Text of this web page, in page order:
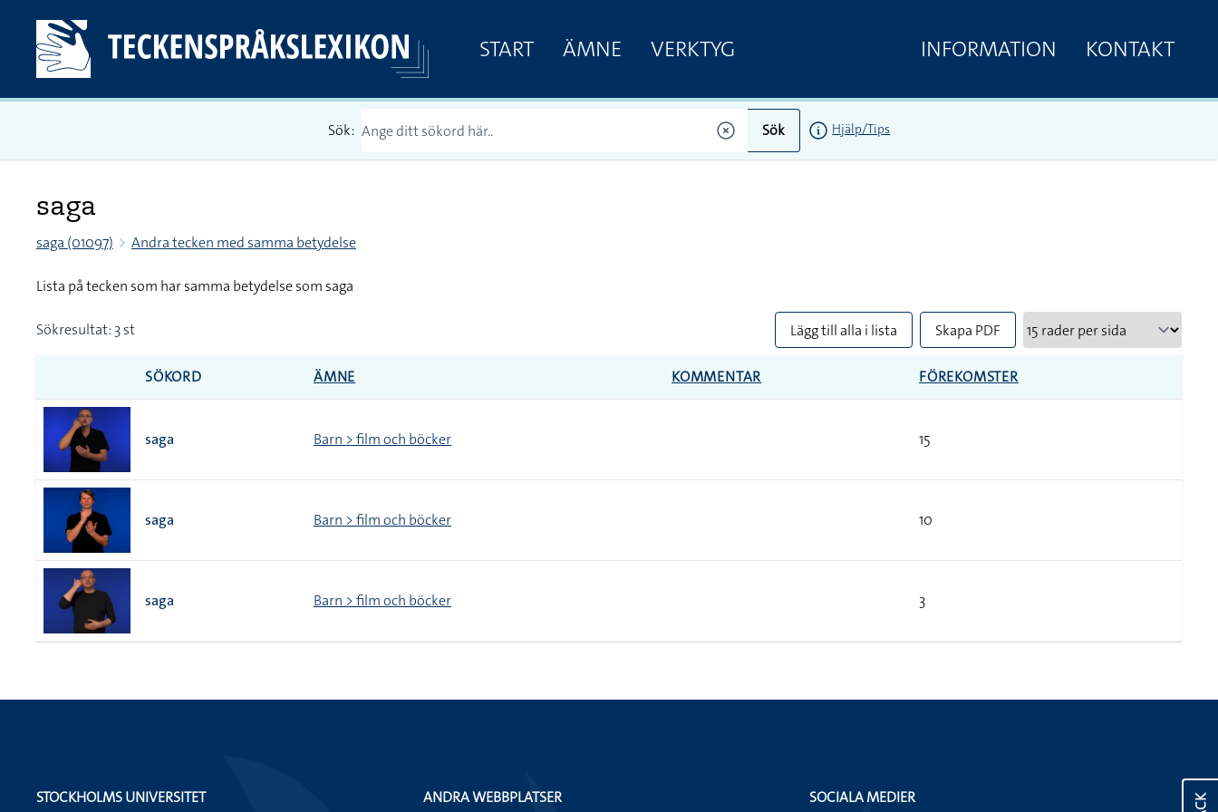
START ÄMNE VERKTYG INFORMATION KONTAKT
Sök: Sök Hjälp/Tips
saga
saga (01097) Andra tecken med samma betydelse
Lista på tecken som har samma betydelse som saga
Sökresultat: 3 st Lägg till alla i lista Skapa PDF
SÖKORD ÄMNE KOMMENTAR FÖREKOMSTER
saga Barn > film och böcker 15
saga Barn > film och böcker 10
saga Barn > film och böcker 3
STOCKHOLMS UNIVERSITET
ANDRA WEBBPLATSER SOCIALA MEDIER